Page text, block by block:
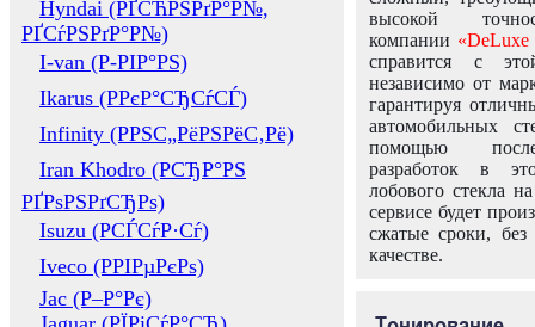
Hyndai (РҐСЋРЅРґР°Р№,
РҐСѓРЅРґР°Р№)
I-van (Р-РІР°РЅ)
Ikarus (РРєР°СЂСѓСЃ)
Infinity (РРЅС„РёРЅРёС‚Рё)
Iran Khodro (РСЂР°РЅ
РҐРѕРЅРґСЂРѕ)
Isuzu (РСЃСѓР·Сѓ)
Iveco (РРІРµРєРѕ)
Jac (Р–Р°Рє)
высокой
компании «DeLuxe
справится с
независимо от
гарантируя
автомобильных
помощью
разработок в
лобового стекла
сервисе будет
сжатые сроки,
качестве.